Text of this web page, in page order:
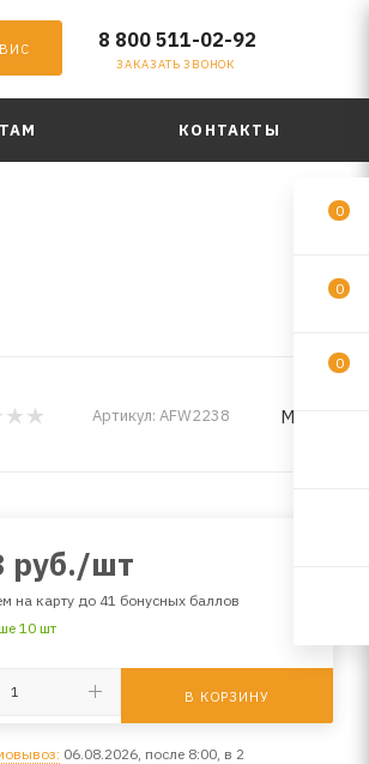
8 800 511-02-92
ЗАКАЗАТЬ ЗВОНОК
КОНТАКТЫ
Артикул: AFW2238 MILES
руб./шт
на карту до 41 бонусных баллов
10 шт
В КОРЗИНУ
06.08.2026, после 8:00, в 2
0
0
0